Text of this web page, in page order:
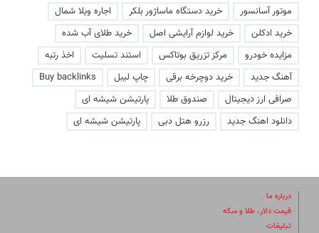
موتور آسانسور خرید دستگاه ماساژور بلکر
اجاره ویلا شمال
خرید ادکلن
خرید لوازم آرایشی اصل
خرید طلای آب شده
مزایده خودرو
مرکز تزریق بوتاکس استند تسلیت
اخذ رتبه
آهنگ جدید
خرید دوچرخه برقی چاپ لیبل
Buy backlinks
صرافی ارز دیجیتال
صندوق طلا
پارتیشن شیشه ای
دانلود اهنگ جدید
رزرو هتل دبی پارتیشن شیشه ای
درباره ما
قیمت دلار، طلا و سکه
تبلیغات